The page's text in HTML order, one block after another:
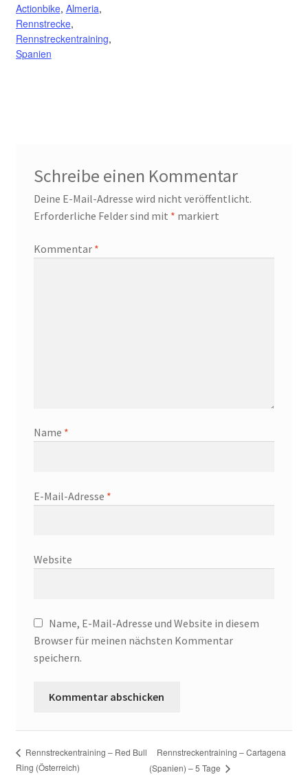
Actionbike, Almeria,
Rennstrecke,
Rennstreckentraining,
Spanien
Schreibe einen Kommentar
Deine E-Mail-Adresse wird nicht veröffentlicht.
Erforderliche Felder sind mit * markiert
Kommentar *
Name *
E-Mail-Adresse *
Website
Name, E-Mail-Adresse und Website in diesem
Browser für meinen nächsten Kommentar
speichern.
Rennstreckentraining – Red Bull
Ring (Österreich)
Rennstreckentraining – Cartagena
(Spanien) – 5 Tage